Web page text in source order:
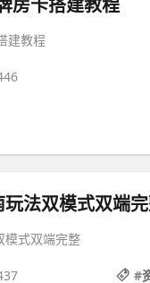
建教程
法双模式双端
模式双端完整
#